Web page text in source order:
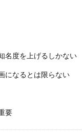
名度を上げるしかない
になるとは限らない
要